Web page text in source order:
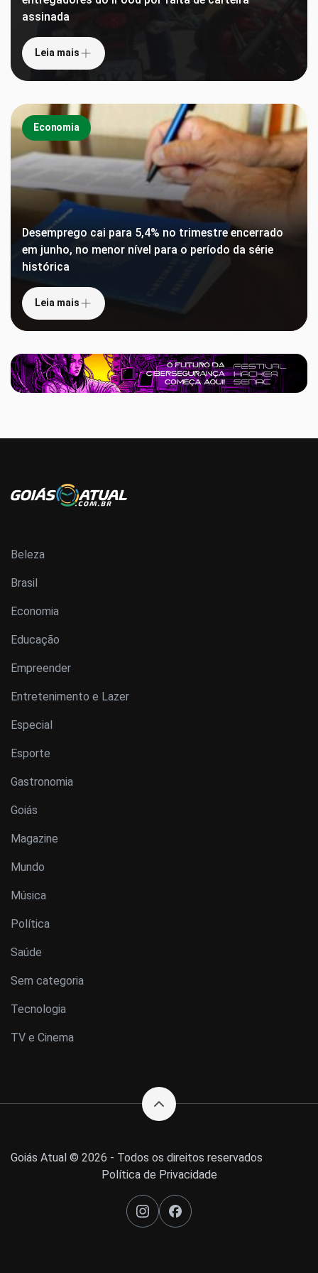
assinada
Leia mais
Economia
Desemprego cai para 5,4% no trimestre encerrado
em junho, no menor nível para o período da série
histórica
Leia mais
Beleza
Brasil
Economia
Educação
Empreender
Entretenimento e Lazer
Especial
Esporte
Gastronomia
Goiás
Magazine
Mundo
Música
Política
Saúde
Sem categoria
Tecnologia
TV e Cinema
Goiás Atual © 2026 - Todos os direitos reservados
Política de Privacidade